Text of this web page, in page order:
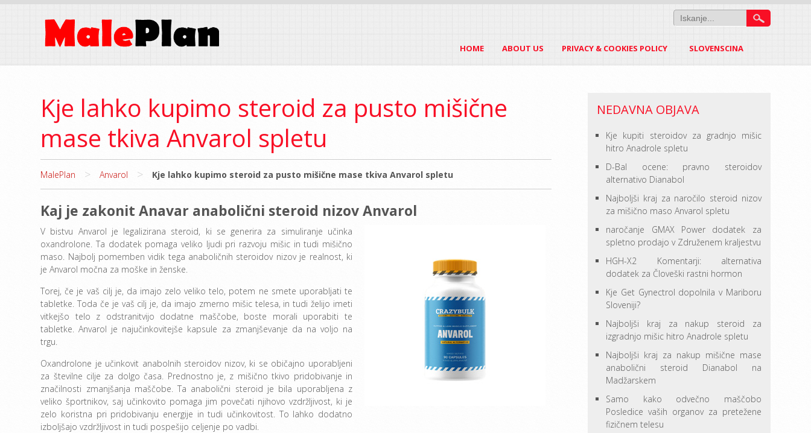
HOME ABOUT US PRIVACY & COOKIES POLICY SLOVENSCINA
Kje lahko kupimo steroid za pusto mišične
mase tkiva Anvarol spletu
MalePlan > Anvarol > Kje lahko kupimo steroid za pusto mišične mase tkiva Anvarol spletu
Kaj je zakonit Anavar anabolični steroid nizov Anvarol
V bistvu Anvarol je legalizirana steroid, ki se generira za simuliranje učinka
oxandrolone. Ta dodatek pomaga veliko ljudi pri razvoju mišic in tudi mišično
maso. Najbolj pomemben vidik tega anaboličnih steroidov nizov je realnost, ki
je Anvarol močna za moške in ženske.
Torej, če je vaš cilj je, da imajo zelo veliko telo, potem ne smete uporabljati te
tabletke. Toda če je vaš cilj je, da imajo zmerno mišic telesa, in tudi želijo imeti
vitkejšo telo z odstranitvijo dodatne maščobe, boste morali uporabiti te
tabletke. Anvarol je najučinkovitejše kapsule za zmanjševanje da na voljo na
trgu.
Oxandrolone je učinkovit anabolnih steroidov nizov, ki se običajno uporabljeni
za številne cilje za dolgo časa. Prednostno je, z mišično tkivo pridobivanje in
značilnosti zmanjšanja maščobe. Ta anabolični steroid je bila uporabljena z
veliko športnikov, saj učinkovito pomaga jim povečati njihovo vzdržljivost, ki je
zelo koristna pri pridobivanju energije in tudi učinkovitost. To lahko dodatno
izboljšajo vzdržljivost in tudi pospešijo celjenje po vadbi.
NEDAVNA OBJAVA
Kje kupiti steroidov za gradnjo mišic
hitro Anadrole spletu
D-Bal ocene: pravno steroidov
alternativo Dianabol
Najboljši kraj za naročilo steroid nizov
za mišično maso Anvarol spletu
naročanje GMAX Power dodatek za
spletno prodajo v Združenem kraljestvu
HGH-X2 Komentarji: alternativa
dodatek za Človeški rastni hormon
Kje Get Gynectrol dopolnila v Mariboru
Sloveniji?
Najboljši kraj za nakup steroid za
izgradnjo mišic hitro Anadrole spletu
Najboljši kraj za nakup mišične mase
anabolični steroid Dianabol na
Madžarskem
Samo kako odvečno maščobo
Posledice vaših organov za pretežene
fizičnem telesu